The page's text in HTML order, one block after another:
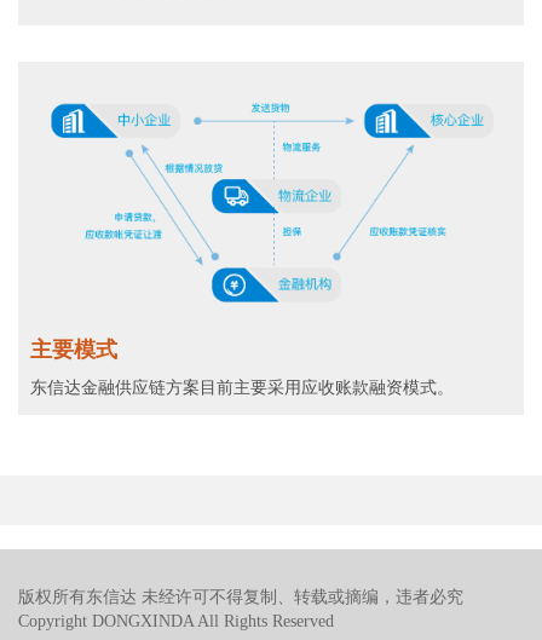
主要模式
东信达金融供应链方案目前主要采用应收账款融资模式。
版权所有东信达 未经许可不得复制、转载或摘编，违者必究
Copyright DONGXINDA All Rights Reserved